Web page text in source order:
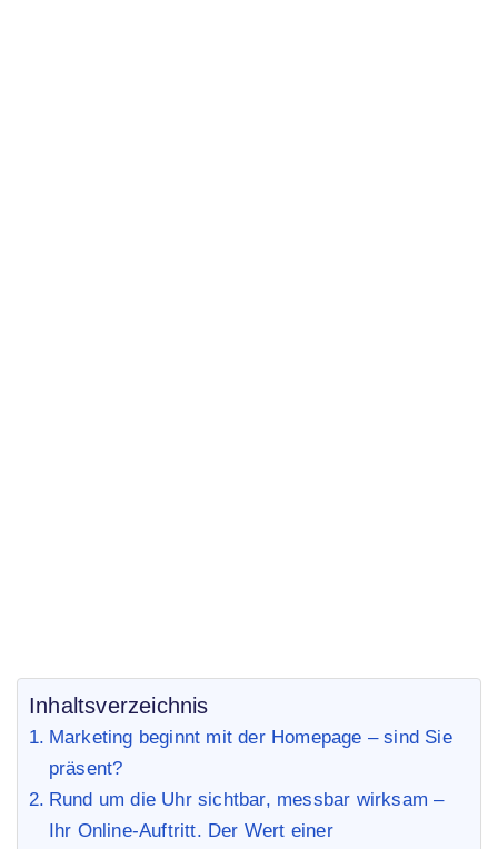
Inhaltsverzeichnis
Marketing beginnt mit der Homepage – sind Sie
präsent?
Rund um die Uhr sichtbar, messbar wirksam –
Ihr Online-Auftritt. Der Wert einer